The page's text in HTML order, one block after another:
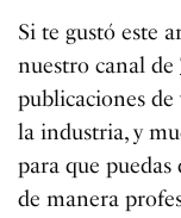
Si te gustó este
nuestro canal de
publicaciones de
la industria, y
para que
de manera